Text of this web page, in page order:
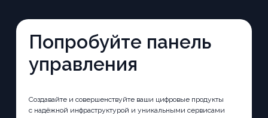
Попробуйте панель
управления
Создавайте и совершенствуйте ваши цифровые продукты
с надёжной инфраструктурой и уникальными сервисами